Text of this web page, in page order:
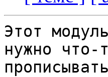
Этот
нужно что-